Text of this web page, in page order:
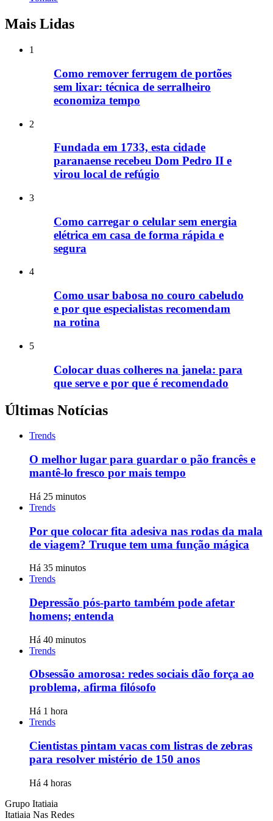
Mais Lidas
1
Como remover ferrugem de portões
sem lixar: técnica de serralheiro
economiza tempo
2
Fundada em 1733, esta cidade
paranaense recebeu Dom Pedro II e
virou local de refúgio
3
Como carregar o celular sem energia
elétrica em casa de forma rápida e
segura
4
Como usar babosa no couro cabeludo
e por que especialistas recomendam
na rotina
5
Colocar duas colheres na janela: para
que serve e por que é recomendado
Últimas Notícias
Trends
O melhor lugar para guardar o pão francês e
mantê-lo fresco por mais tempo
Há 25 minutos
Trends
Por que colocar fita adesiva nas rodas da mala
de viagem? Truque tem uma função mágica
Há 35 minutos
Trends
Depressão pós-parto também pode afetar
homens; entenda
Há 40 minutos
Trends
Obsessão amorosa: redes sociais dão força ao
problema, afirma filósofo
Há 1 hora
Trends
Cientistas pintam vacas com listras de zebras
para resolver mistério de 150 anos
Há 4 horas
Grupo Itatiaia
Itatiaia Nas Redes